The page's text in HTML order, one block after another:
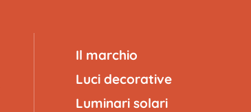
Il marchio
Luci decorative
Luminari solari